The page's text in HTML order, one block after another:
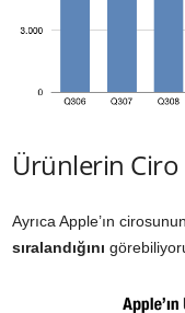
Ürünlerin Ciro
Ayrıca Apple’ın
sıralandığını